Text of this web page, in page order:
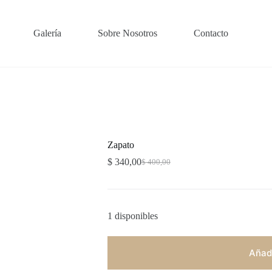
Galería Sobre Nosotros Contacto
Zapato
$400,00
El
$ 400,00.
$340,00El
$ 340,00.
1 disponibles